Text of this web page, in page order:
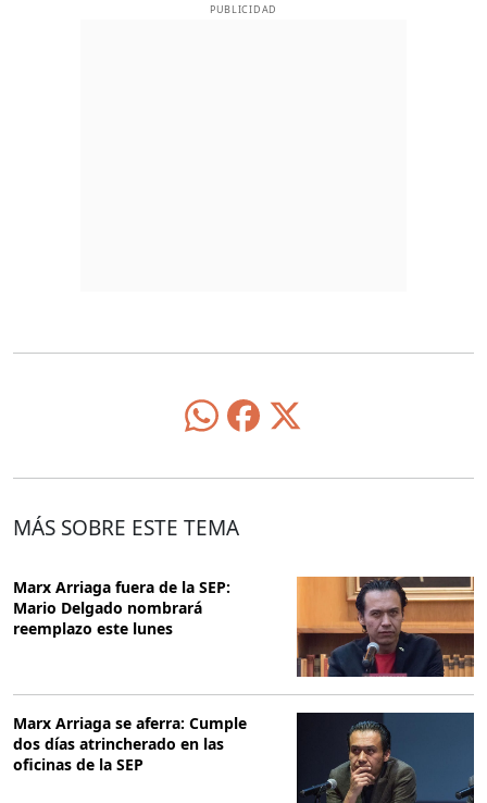
PUBLICIDAD
MÁS SOBRE ESTE TEMA
Marx Arriaga fuera de la SEP:
Mario Delgado nombrará
reemplazo este lunes
Marx Arriaga se aferra: Cumple
dos días atrincherado en las
oficinas de la SEP